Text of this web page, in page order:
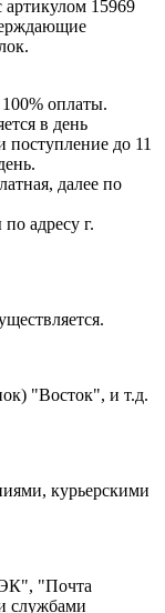
артикулом 15969
100% оплаты.
в день
поступление до 11
далее по
адресу г.
"Восток", и т.д.
курьерскими
"Почта
службами